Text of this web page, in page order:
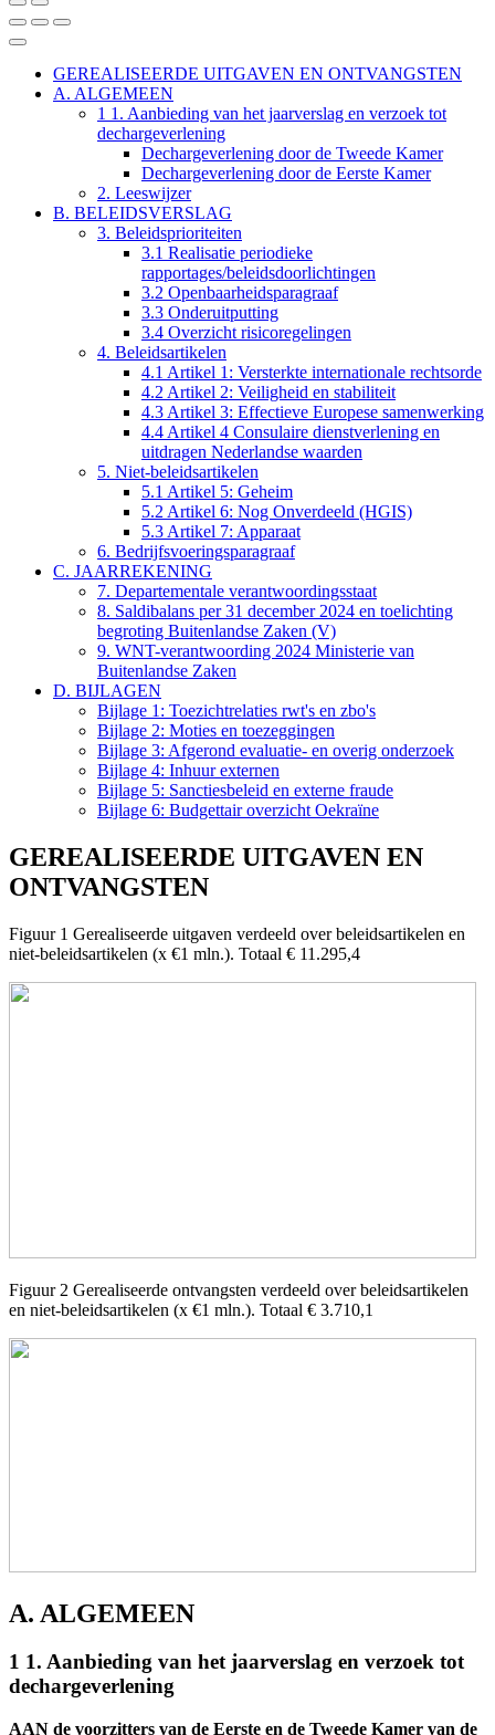
Vergroot
de
tekstgrootte
Verklein
de
Verander
het
naar
lichtmodus
Verander
naar
een
Verander
naar
de
donkere
modus
Sluit
Leesmodus
Table
GEREALISEERDE UITGAVEN EN ONTVANGSTEN
A. ALGEMEEN
1 1. Aanbieding van het jaarverslag en verzoek tot
dechargeverlening
Dechargeverlening door de Tweede Kamer
Dechargeverlening door de Eerste Kamer
2. Leeswijzer
B. BELEIDSVERSLAG
3. Beleidsprioriteiten
3.1 Realisatie periodieke
rapportages/beleidsdoorlichtingen
3.2 Openbaarheidsparagraaf
3.3 Onderuitputting
3.4 Overzicht risicoregelingen
4. Beleidsartikelen
4.1 Artikel 1: Versterkte internationale rechtsorde
4.2 Artikel 2: Veiligheid en stabiliteit
4.3 Artikel 3: Effectieve Europese samenwerking
4.4 Artikel 4 Consulaire dienstverlening en
uitdragen Nederlandse waarden
5. Niet-beleidsartikelen
5.1 Artikel 5: Geheim
5.2 Artikel 6: Nog Onverdeeld (HGIS)
5.3 Artikel 7: Apparaat
6. Bedrijfsvoeringsparagraaf
C. JAARREKENING
7. Departementale verantwoordingsstaat
8. Saldibalans per 31 december 2024 en toelichting
begroting Buitenlandse Zaken (V)
9. WNT-verantwoording 2024 Ministerie van
Buitenlandse Zaken
D. BIJLAGEN
Bijlage 1: Toezichtrelaties rwt's en zbo's
Bijlage 2: Moties en toezeggingen
Bijlage 3: Afgerond evaluatie- en overig onderzoek
Bijlage 4: Inhuur externen
Bijlage 5: Sanctiesbeleid en externe fraude
Bijlage 6: Budgettair overzicht Oekraïne
GEREALISEERDE UITGAVEN EN
ONTVANGSTEN
Figuur 1 Gerealiseerde uitgaven verdeeld over beleidsartikelen en
niet-beleidsartikelen (x €1 mln.). Totaal € 11.295,4
Figuur 2 Gerealiseerde ontvangsten verdeeld over beleidsartikelen
en niet-beleidsartikelen (x €1 mln.). Totaal € 3.710,1
A. ALGEMEEN
1 1. Aanbieding van het jaarverslag en verzoek tot
dechargeverlening
AAN de voorzitters van de Eerste en de Tweede Kamer van de